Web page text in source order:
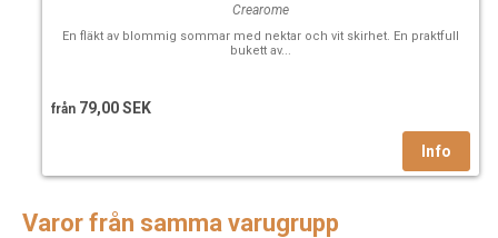
Crearome
En fläkt av blommig sommar med nektar och vit skirhet. En praktfull
bukett av...
från 79,00 SEK
Varor från samma varugrupp